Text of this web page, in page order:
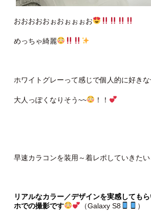
おおおおおぉおぉぉぉお
めっちゃ綺麗
ホワイトグレーって感じで個人的に好き
大人っぽくなりそう~~ ！！
早速カラコンを装用～着レポしていきた
リアルなカラー／デザインを実感しても
ホでの撮影です
（Galaxy S8 ）